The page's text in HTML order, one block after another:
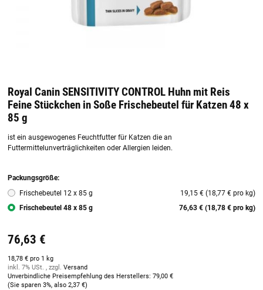
Royal Canin SENSITIVITY CONTROL Huhn mit Reis
Feine Stückchen in Soße Frischebeutel für Katzen 48 x
85 g
ist ein ausgewogenes Feuchtfutter für Katzen die an
Futtermittelunverträglichkeiten oder Allergien leiden.
Packungsgröße:
Frischebeutel 12 x 85 g
19,15 € (18,77 € pro kg)
Frischebeutel 48 x 85 g
76,63 € (18,78 € pro kg)
76,63 €
18,78 € pro 1 kg
inkl. 7% USt. , zzgl. Versand
Unverbindliche Preisempfehlung des Herstellers: 79,00 €
(Sie sparen 3%, also 2,37 €)